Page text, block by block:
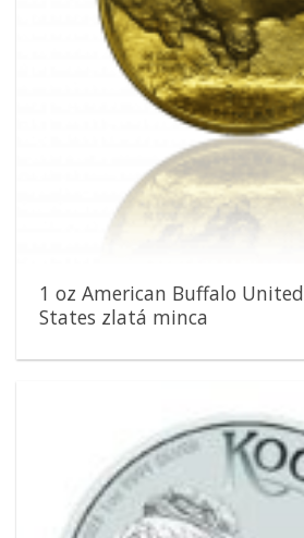
1 oz American Buffalo United
States zlatá minca